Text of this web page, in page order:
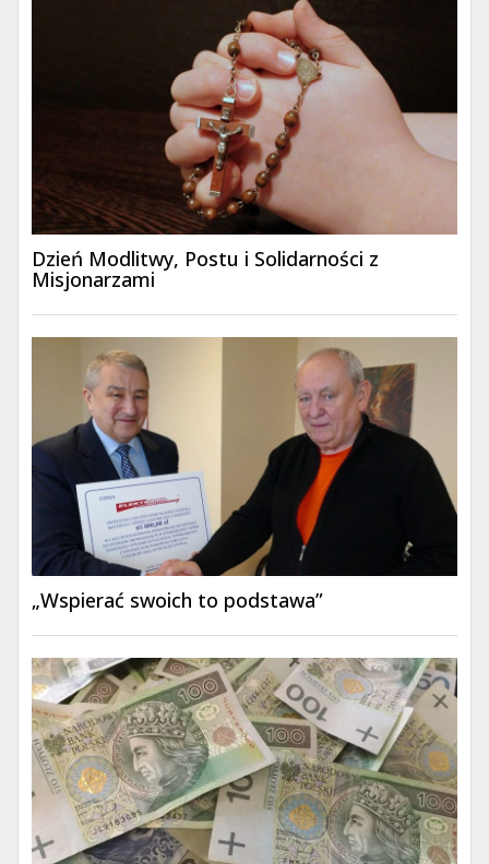
Dzień Modlitwy, Postu i Solidarności z
Misjonarzami
„Wspierać swoich to podstawa”